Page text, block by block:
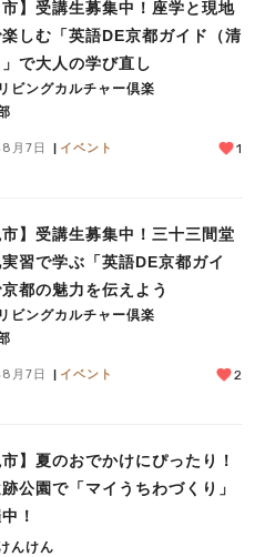
市】受講生募集中！座学と現地
しむ「英語DE京都ガイド（清
で大人の学び直し
リビングカルチャー倶楽
月7日 イベント 1
市】受講生募集中！三十三間堂
習で学ぶ「英語DE京都ガイ
京都の魅力を伝えよう
リビングカルチャー倶楽
月7日 イベント 2
市】夏のおでかけにぴったり！
公園で「マイうちわづくり」
！
んけん
院大 商品開発プロジェクト